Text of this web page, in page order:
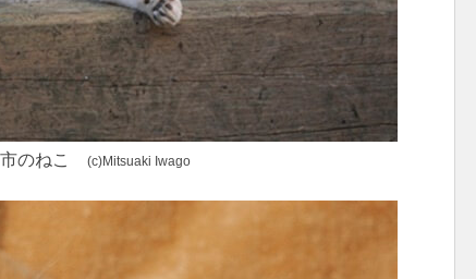
のねこ (c)Mitsuaki Iwago